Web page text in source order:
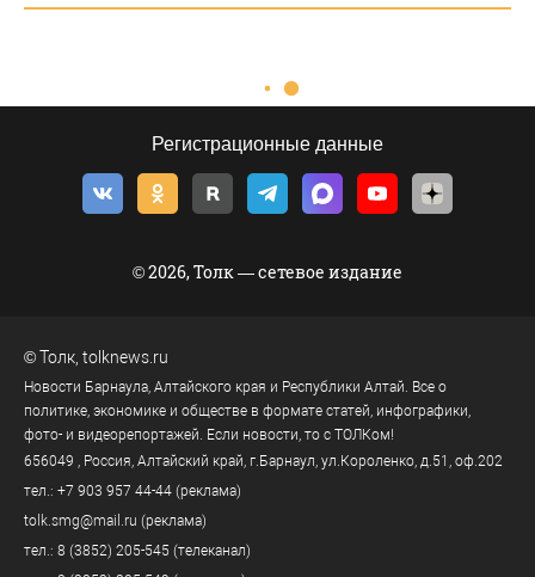
Регистрационные данные
© 2026, Толк — сетевое издание
©Толк tolknews.ru
Новости Барнаула, Алтайского края и Республики Алтай. Все о
политике, экономике и обществе в формате статей, инфографики,
фото- и видеорепортажей. Если новости, то с ТОЛКом!
656049
, Россия, Алтайский край, г. Барнаул ул.Короленко, д.51, оф.202
тел.: +7 903 957 44-44 (реклама)
tolk.smg@mail.ru (реклама)
тел.: 8 (3852) 205-545 (телеканал)